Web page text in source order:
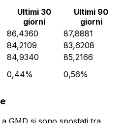
Ultimi 30
giorni
Ultimi 90
giorni
86,4360
87,8881
84,2109
83,6208
84,9340
85,2166
0,44% 0,56%
GMD si sono spostati tra